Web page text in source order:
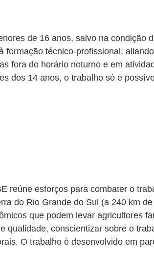
de 16 anos, salvo na condição
técnico-profissional,
fora do horário noturno e em
dos 14 anos, o trabalho só é
reúne esforços para combater o
do Rio Grande do Sul (a 240 km
que podem levar agricultores
qualidade, conscientizar sobre o
O trabalho é desenvolvido em